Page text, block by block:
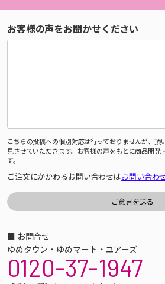
お客様の声をお聞かせください
こちらの投稿への個別対応は行っておりませんが、頂
見させていただきます。お客様の声をもとに商品開発
す。
ご注文にかかわるお問い合わせはお問い合わ
■ お問合せ
ゆめタウン・ゆめマート・ユアーズ
0120-37-1947